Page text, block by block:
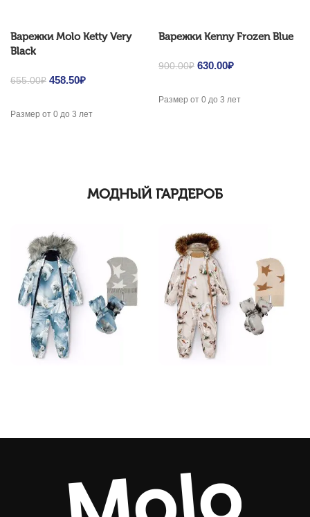
Варежки Molo Ketty Very
Black
655.00₽ Original price was:
458.50₽
Размер от 0 до 3 лет
Варежки Kenny Frozen Blue
900.00₽ Original price was:
630.00₽
Размер от 0 до 3 лет
МОДНЫЙ ГАРДЕРОБ